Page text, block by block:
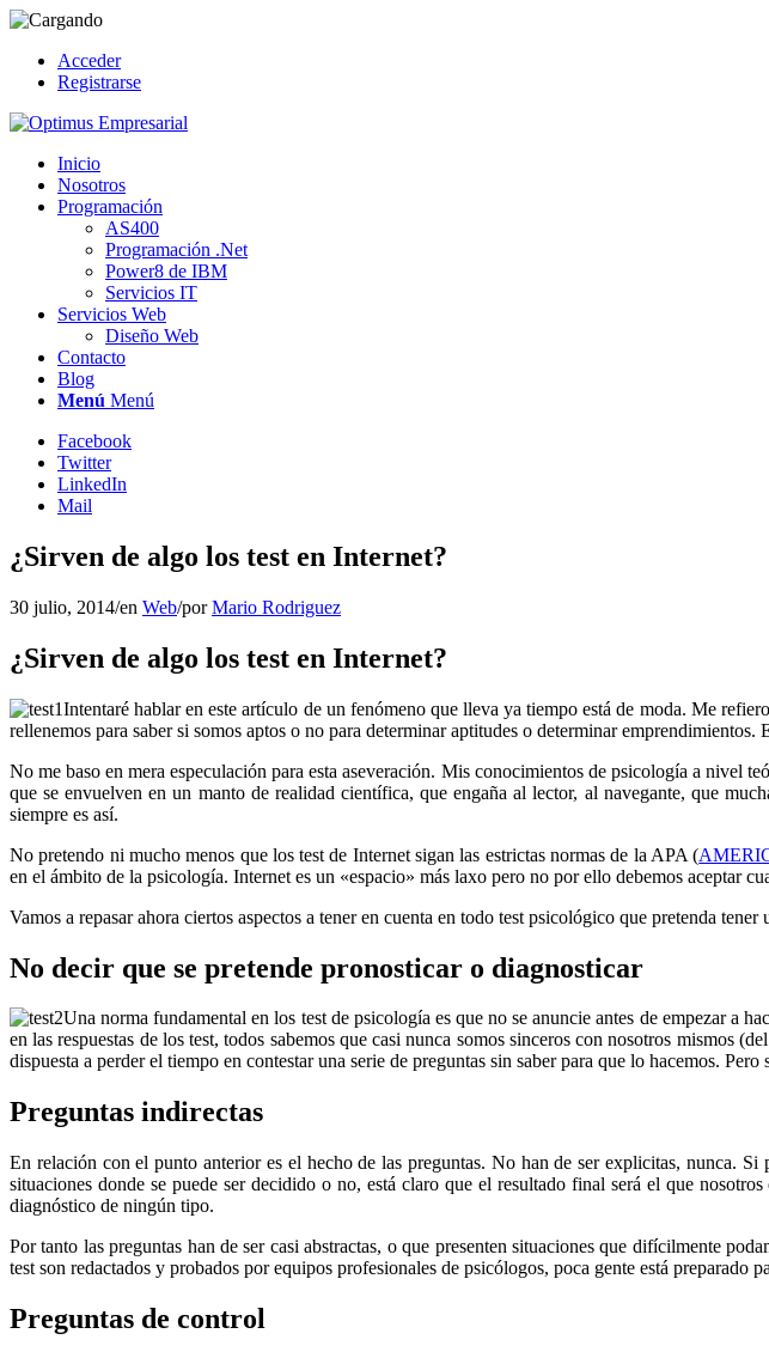
Acceder
Registrarse
Inicio
Nosotros
Programación
AS400
Programación .Net
Power8 de IBM
Servicios IT
Servicios Web
Diseño Web
Contacto
Blog
Menú Menú
Facebook
Twitter
LinkedIn
Mail
¿Sirven de algo los test en Internet?
30 julio, 2014/en Web/porMario Rodriguez
¿Sirven de algo los test en Internet?
Intentaré hablar en este artículo de un fenómeno que lleva ya tiempo está de moda. Me
rellenemos para saber si somos aptos o no para determinar aptitudes o determinar
No me baso en mera especulación para esta aseveración. Mis conocimientos de psicología a nivel
que se envuelven en un manto de realidad científica, que engaña al lector, al navegante, que
siempre es así.
No pretendo ni mucho menos que los test de Internet sigan las estrictas normas de la APA (
en el ámbito de la psicología. Internet es un «espacio» más laxo pero no por ello debemos aceptar
Vamos a repasar ahora ciertos aspectos a tener en cuenta en todo test psicológico que pretenda
No decir que se pretende pronosticar o diagnosticar
Una norma fundamental en los test de psicología es que no se anuncie antes de empezar a
en las respuestas de los test, todos sabemos que casi nunca somos sinceros con nosotros mismos
dispuesta a perder el tiempo en contestar una serie de preguntas sin saber para que lo hacemos.
Preguntas indirectas
En relación con el punto anterior es el hecho de las preguntas. No han de ser explicitas, nunca.
situaciones donde se puede ser decidido o no, está claro que el resultado final será el que
diagnóstico de ningún tipo.
Por tanto las preguntas han de ser casi abstractas, o que presenten situaciones que difícilmente
test son redactados y probados por equipos profesionales de psicólogos, poca gente está preparado
Preguntas de control